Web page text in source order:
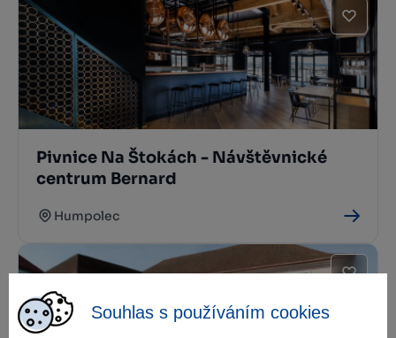
Souhlas s používáním cookies
Pivnice Na Štokách - Návštěvnické
centrum Bernard
Humpolec